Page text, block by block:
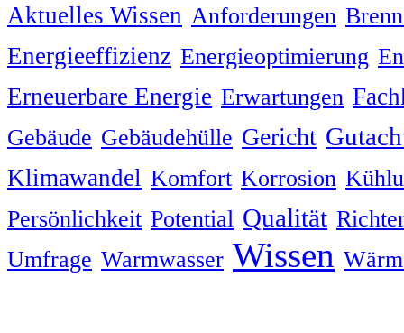
Aktuelles Wissen Anforderungen
Energieeffizienz Energieoptimierung
Erneuerbare Energie Erwartungen
Gebäude Gebäudehülle Gericht
Klimawandel Komfort Korrosion
Persönlichkeit Potential Qualität
Umfrage Warmwasser Wissen